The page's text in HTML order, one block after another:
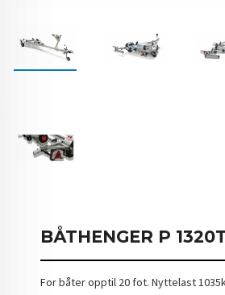
BÅTHENGER P
For båter opptil 20 fot. Nyttelast